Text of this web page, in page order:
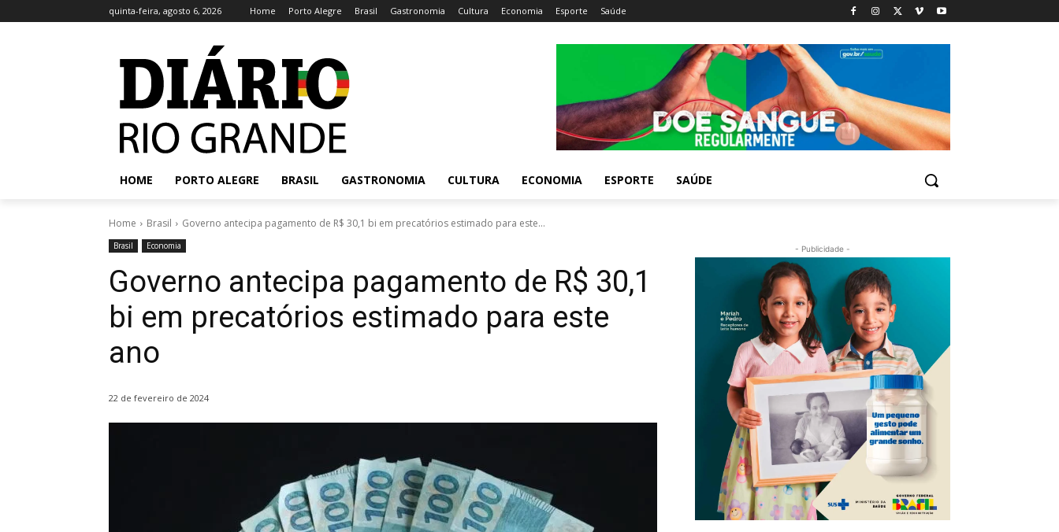
quinta-feira, agosto 6, 2026 Home Porto Alegre Brasil Gastronomia Cultura Economia Esporte Saúde
HOME PORTO ALEGRE BRASIL GASTRONOMIA CULTURA ECONOMIA ESPORTE SAÚDE
Home Brasil Governo antecipa pagamento de R$ 30,1 bi em precatórios estimado para este...
Brasil Economia
Governo antecipa pagamento de R$ 30,1
bi em precatórios estimado para este
ano
22 de fevereiro de 2024
- Publicidade -